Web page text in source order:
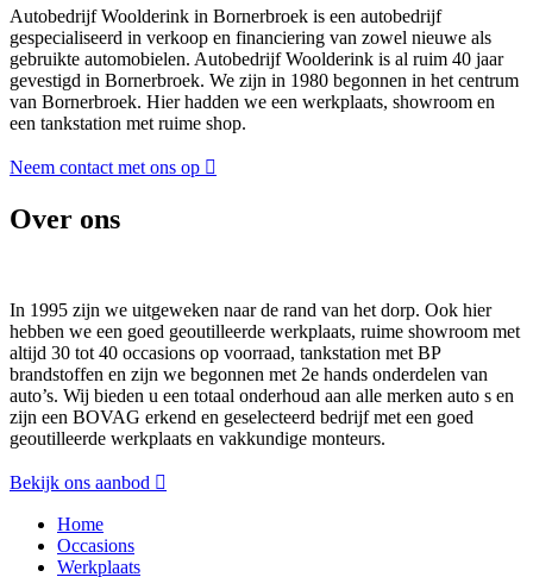
Autobedrijf Woolderink in Bornerbroek is een autobedrijf
gespecialiseerd in verkoop en financiering van zowel nieuwe als
gebruikte automobielen. Autobedrijf Woolderink is al ruim 40 jaar
gevestigd in Bornerbroek. We zijn in 1980 begonnen in het centrum
van Bornerbroek. Hier hadden we een werkplaats, showroom en
een tankstation met ruime shop.
Neem contact met ons op
Over ons
In 1995 zijn we uitgeweken naar de rand van het dorp. Ook hier
hebben we een goed geoutilleerde werkplaats, ruime showroom met
altijd 30 tot 40 occasions op voorraad, tankstation met BP
brandstoffen en zijn we begonnen met 2e hands onderdelen van
auto’s. Wij bieden u een totaal onderhoud aan alle merken auto s en
zijn een BOVAG erkend en geselecteerd bedrijf met een goed
geoutilleerde werkplaats en vakkundige monteurs.
Bekijk ons aanbod
Home
Occasions
Werkplaats